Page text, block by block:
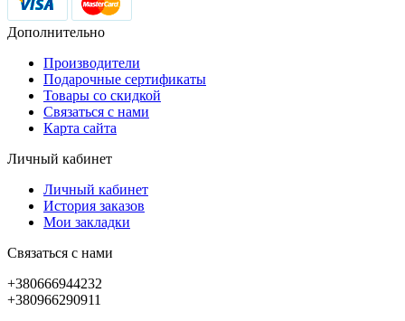
Дополнительно
Производители
Подарочные сертификаты
Товары со скидкой
Связаться с нами
Карта сайта
Личный кабинет
Личный кабинет
История заказов
Мои закладки
Связаться с нами
+380666944232
+380966290911